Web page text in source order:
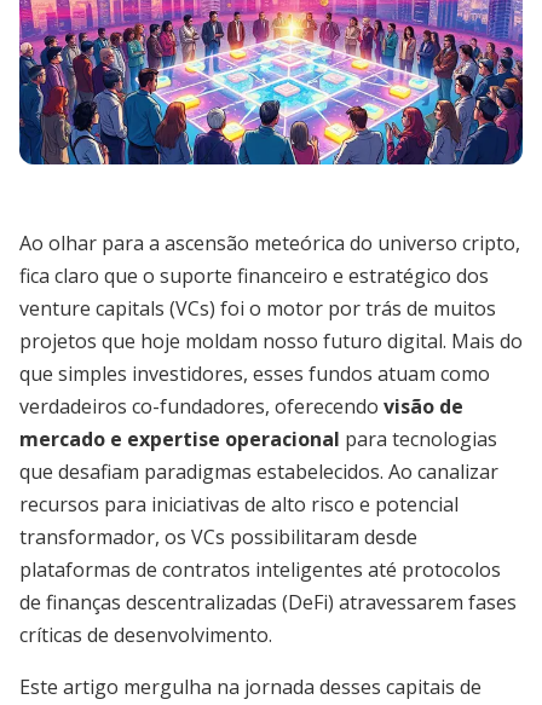
Ao olhar para a ascensão meteórica do universo cripto,
fica claro que o suporte financeiro e estratégico dos
venture capitals (VCs) foi o motor por trás de muitos
projetos que hoje moldam nosso futuro digital. Mais do
que simples investidores, esses fundos atuam como
verdadeiros co-fundadores, oferecendo visão de
mercado e expertise operacional para tecnologias
que desafiam paradigmas estabelecidos. Ao canalizar
recursos para iniciativas de alto risco e potencial
transformador, os VCs possibilitaram desde
plataformas de contratos inteligentes até protocolos
de finanças descentralizadas (DeFi) atravessarem fases
críticas de desenvolvimento.
Este artigo mergulha na jornada desses capitais de